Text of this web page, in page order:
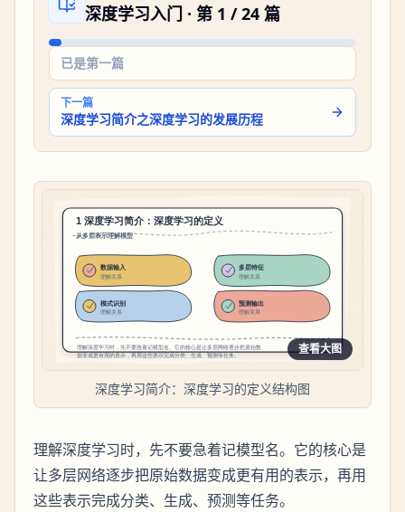
深度学习入门 · 第 1 /24 篇
已是第一篇
下一篇
深度学习简介之深度学习的发展历程
查看大图
深度学习简介：深度学习的定义结构图
理解深度学习时，先不要急着记模型名。它的核心是
让多层网络逐步把原始数据变成更有用的表示，再用
这些表示完成分类、生成、预测等任务。